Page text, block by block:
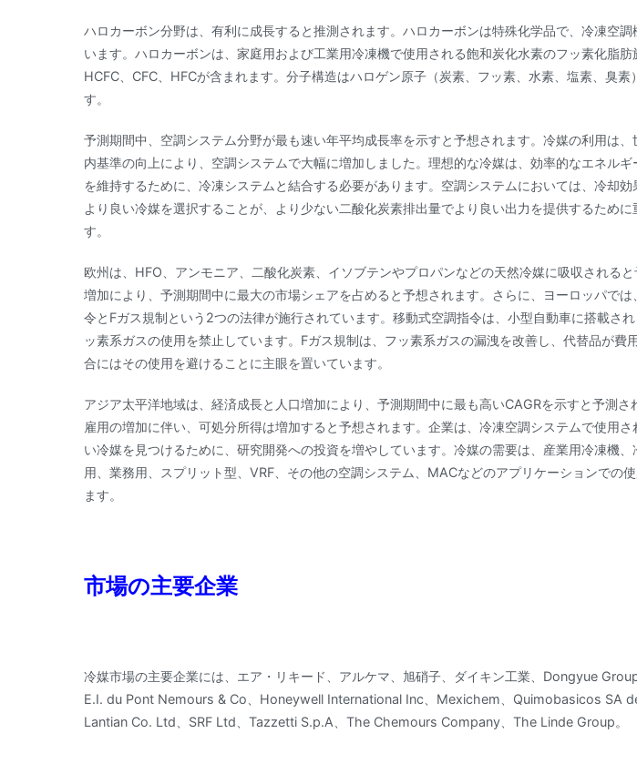
ハロカーボン分野は、有利に成長すると推測されます。ハロカーボンは特殊化学品で、冷凍空調
います。ハロカーボンは、家庭用および工業用冷凍機で使用される飽和炭化水素のフッ素化脂肪
HCFC、CFC、HFCが含まれます。分子構造はハロゲン原子（炭素、フッ素、水素、塩素、臭素
す。
予測期間中、空調システム分野が最も速い年平均成長率を示すと予想されます。冷媒の利用は
内基準の向上により、空調システムで大幅に増加しました。理想的な冷媒は、効率的なエネル
を維持するために、冷凍システムと結合する必要があります。空調システムにおいては、冷却効
より良い冷媒を選択することが、より少ない二酸化炭素排出量でより良い出力を提供するために
す。
欧州は、HFO、アンモニア、二酸化炭素、イソブテンやプロパンなどの天然冷媒に吸収される
増加により、予測期間中に最大の市場シェアを占めると予想されます。さらに、ヨーロッパで
令とFガス規制という2つの法律が施行されています。移動式空調指令は、小型自動車に搭載さ
ッ素系ガスの使用を禁止しています。Fガス規制は、フッ素系ガスの漏洩を改善し、代替品が費
合にはその使用を避けることに主眼を置いています。
アジア太平洋地域は、経済成長と人口増加により、予測期間中に最も高いCAGRを示すと予測さ
雇用の増加に伴い、可処分所得は増加すると予想されます。企業は、冷凍空調システムで使用さ
い冷媒を見つけるために、研究開発への投資を増やしています。冷媒の需要は、産業用冷凍機、
用、業務用、スプリット型、VRF、その他の空調システム、MACなどのアプリケーションでの
ます。
市場の主要企業
冷媒市場の主要企業には、エア・リキード、アルケマ、旭硝子、ダイキン工業、Dongyue
E.I. du Pont Nemours & Co、Honeywell International Inc、Mexichem、Quimobasicos SA
Lantian Co. Ltd、SRF Ltd、Tazzetti S.p.A、The Chemours Company、The Linde Group。